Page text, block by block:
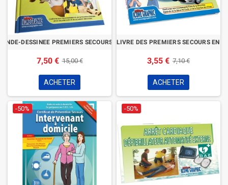
DESSINEE PREMIERS SECOURS - PSC
7,50 € 15,00 €
ACHETER
LE LIVRE DES PREMIERS SECOURS EN
3,55 € 7,10 €
ACHETER
-50% -50%